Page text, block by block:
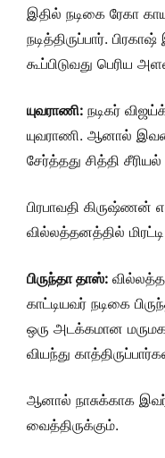
இதில் நடிகை ரேகா
நடித்திருப்பார்.
கூப்பிடுவது பெரிய
யுவராணி: நடிகர்
யுவராணி. ஆனால்
சேர்த்தது சித்தி
பிரபாவதி கிருஷ்ணன்
வில்லத்தனத்தில்
பிருந்தா தாஸ்:
காட்டியவர் நடிகை
ஒரு அடக்கமான
வியந்து
ஆனால் நாசுக்காக
வைத்திருக்கும்.